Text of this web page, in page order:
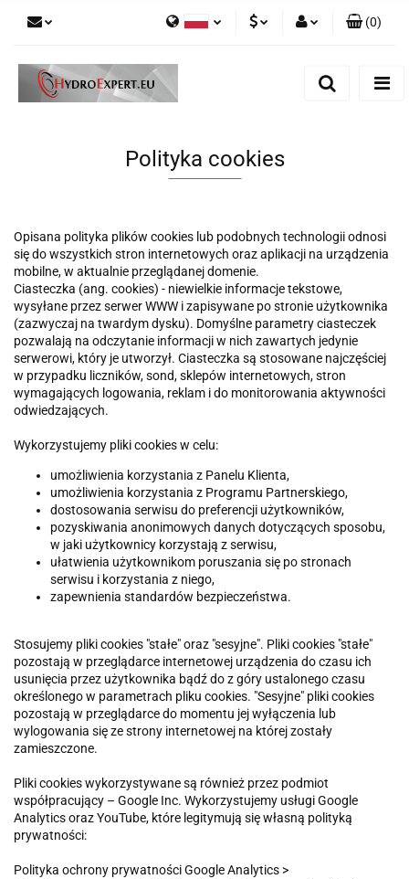
English
(0)
Polityka cookies
Opisana polityka plików cookies lub podobnych technologii odnosi
się do wszystkich stron internetowych oraz aplikacji na urządzenia
mobilne, w aktualnie przeglądanej domenie.
Ciasteczka (ang. cookies) - niewielkie informacje tekstowe,
wysyłane przez serwer WWW i zapisywane po stronie użytkownika
(zazwyczaj na twardym dysku). Domyślne parametry ciasteczek
pozwalają na odczytanie informacji w nich zawartych jedynie
serwerowi, który je utworzył. Ciasteczka są stosowane najczęściej
w przypadku liczników, sond, sklepów internetowych, stron
wymagających logowania, reklam i do monitorowania aktywności
odwiedzających.
Wykorzystujemy pliki cookies w celu:
umożliwienia korzystania z Panelu Klienta,
umożliwienia korzystania z Programu Partnerskiego,
dostosowania serwisu do preferencji użytkowników,
pozyskiwania anonimowych danych dotyczących sposobu,
w jaki użytkownicy korzystają z serwisu,
ułatwienia użytkownikom poruszania się po stronach
serwisu i korzystania z niego,
zapewnienia standardów bezpieczeństwa.
Stosujemy pliki cookies "stałe" oraz "sesyjne". Pliki cookies "stałe"
pozostają w przeglądarce internetowej urządzenia do czasu ich
usunięcia przez użytkownika bądź do z góry ustalonego czasu
określonego w parametrach pliku cookies. "Sesyjne" pliki cookies
pozostają w przeglądarce do momentu jej wyłączenia lub
wylogowania się ze strony internetowej na której zostały
zamieszczone.
Pliki cookies wykorzystywane są również przez podmiot
współpracujący – Google Inc. Wykorzystujemy usługi Google
Analytics oraz YouTube, które legitymują się własną polityką
prywatności:
Polityka ochrony prywatności Google Analytics >